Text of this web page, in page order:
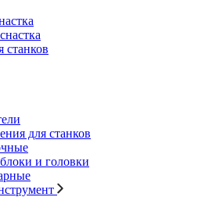
станков
для станков
и головки